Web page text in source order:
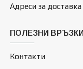
Адреси за доставка
ПОЛЕЗНИ ВРЪЗКИ
Контакти